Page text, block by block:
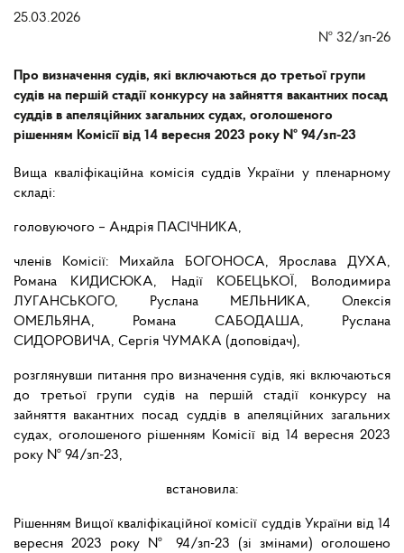
25.03.2026
№ 32/зп-26
Про визначення судів, які включаються до третьої групи
судів на першій стадії конкурсу на зайняття вакантних посад
суддів в апеляційних загальних судах, оголошеного
рішенням Комісії від 14 вересня 2023 року № 94/зп-23
Вища кваліфікаційна комісія суддів України у пленарному
складі:
головуючого – Андрія ПАСІЧНИКА,
членів Комісії: Михайла БОГОНОСА, Ярослава ДУХА,
Романа КИДИСЮКА, Надії КОБЕЦЬКОЇ, Володимира
ЛУГАНСЬКОГО, Руслана МЕЛЬНИКА, Олексія
ОМЕЛЬЯНА, Романа САБОДАША, Руслана
СИДОРОВИЧА, Сергія ЧУМАКА (доповідач),
розглянувши питання про визначення судів, які включаються
до третьої групи судів на першій стадії конкурсу на
зайняття вакантних посад суддів в апеляційних загальних
судах, оголошеного рішенням Комісії від 14 вересня 2023
року № 94/зп-23,
встановила:
Рішенням Вищої кваліфікаційної комісії суддів України від 14
вересня 2023 року № 94/зп-23 (зі змінами) оголошено